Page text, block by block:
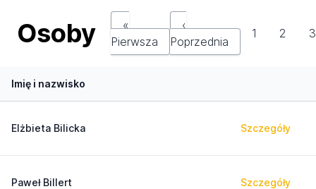
Osoby
«
Pierwsza
‹
Poprzednia
1 2 3
Imię i nazwisko
Elżbieta Bilicka Szczegóły
Paweł Billert Szczegóły